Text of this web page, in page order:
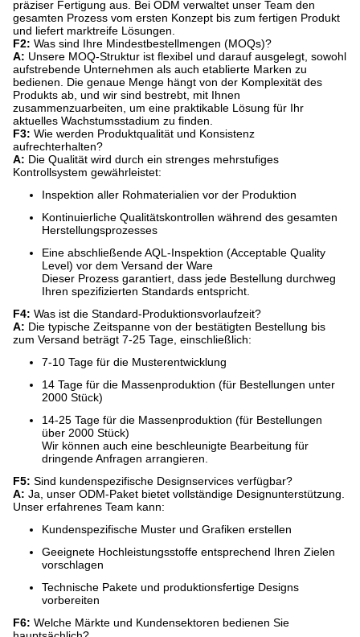
präziser Fertigung aus. Bei ODM verwaltet unser Team den
gesamten Prozess vom ersten Konzept bis zum fertigen Produkt
und liefert marktreife Lösungen.
F2: ​ Was sind Ihre Mindestbestellmengen (MOQs)?
A: ​ Unsere MOQ-Struktur ist flexibel und darauf ausgelegt, sowohl
aufstrebende Unternehmen als auch etablierte Marken zu
bedienen. Die genaue Menge hängt von der Komplexität des
Produkts ab, und wir sind bestrebt, mit Ihnen
zusammenzuarbeiten, um eine praktikable Lösung für Ihr
aktuelles Wachstumsstadium zu finden.
F3: ​ Wie werden Produktqualität und Konsistenz
aufrechterhalten?
A: ​ Die Qualität wird durch ein strenges mehrstufiges
Kontrollsystem gewährleistet:
Inspektion aller Rohmaterialien vor der Produktion
Kontinuierliche Qualitätskontrollen während des gesamten
Herstellungsprozesses
Eine abschließende AQL-Inspektion (Acceptable Quality
Level) vor dem Versand der Ware
Dieser Prozess garantiert, dass jede Bestellung durchweg
Ihren spezifizierten Standards entspricht.
F4: ​ Was ist die Standard-Produktionsvorlaufzeit?
A: ​ Die typische Zeitspanne von der bestätigten Bestellung bis
zum Versand beträgt 7-25 Tage, einschließlich:
7-10 Tage für die Musterentwicklung
14 Tage für die Massenproduktion (für Bestellungen unter
2000 Stück)
14-25 Tage für die Massenproduktion (für Bestellungen
über 2000 Stück)
Wir können auch eine beschleunigte Bearbeitung für
dringende Anfragen arrangieren.
F5: ​ Sind kundenspezifische Designservices verfügbar?
A: ​ Ja, unser ODM-Paket bietet vollständige Designunterstützung.
Unser erfahrenes Team kann:
Kundenspezifische Muster und Grafiken erstellen
Geeignete Hochleistungsstoffe entsprechend Ihren Zielen
vorschlagen
Technische Pakete und produktionsfertige Designs
vorbereiten
F6: ​ Welche Märkte und Kundensektoren bedienen Sie